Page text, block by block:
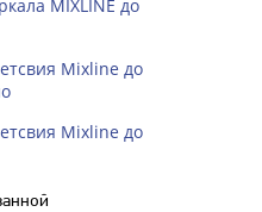
MIXLINE до
Mixline до
Mixline до